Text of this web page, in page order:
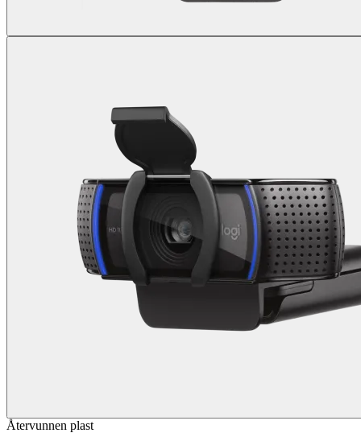
Återvunnen plast